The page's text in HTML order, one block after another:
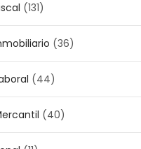
(131)
(36)
(44)
(40)